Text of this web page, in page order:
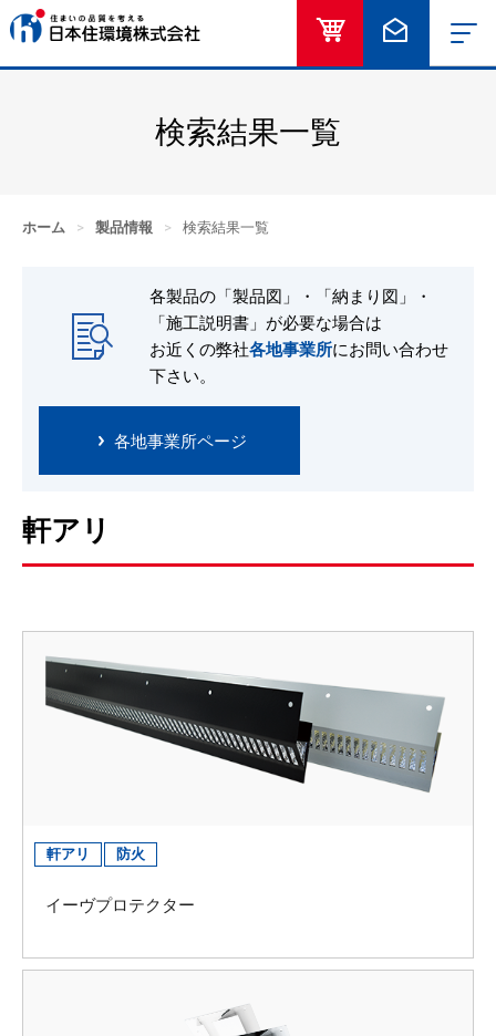
オンラインショ
検索結果一覧
ホーム > 製品情報 > 検索結果一覧
各製品の「製品図」・「納まり図」・
「施工説明書」が必要な場合は
お近くの弊社各地事業所にお問い合わせ
下さい。
各地事業所ページ
軒アリ
軒アリ 防火
イーヴプロテクター